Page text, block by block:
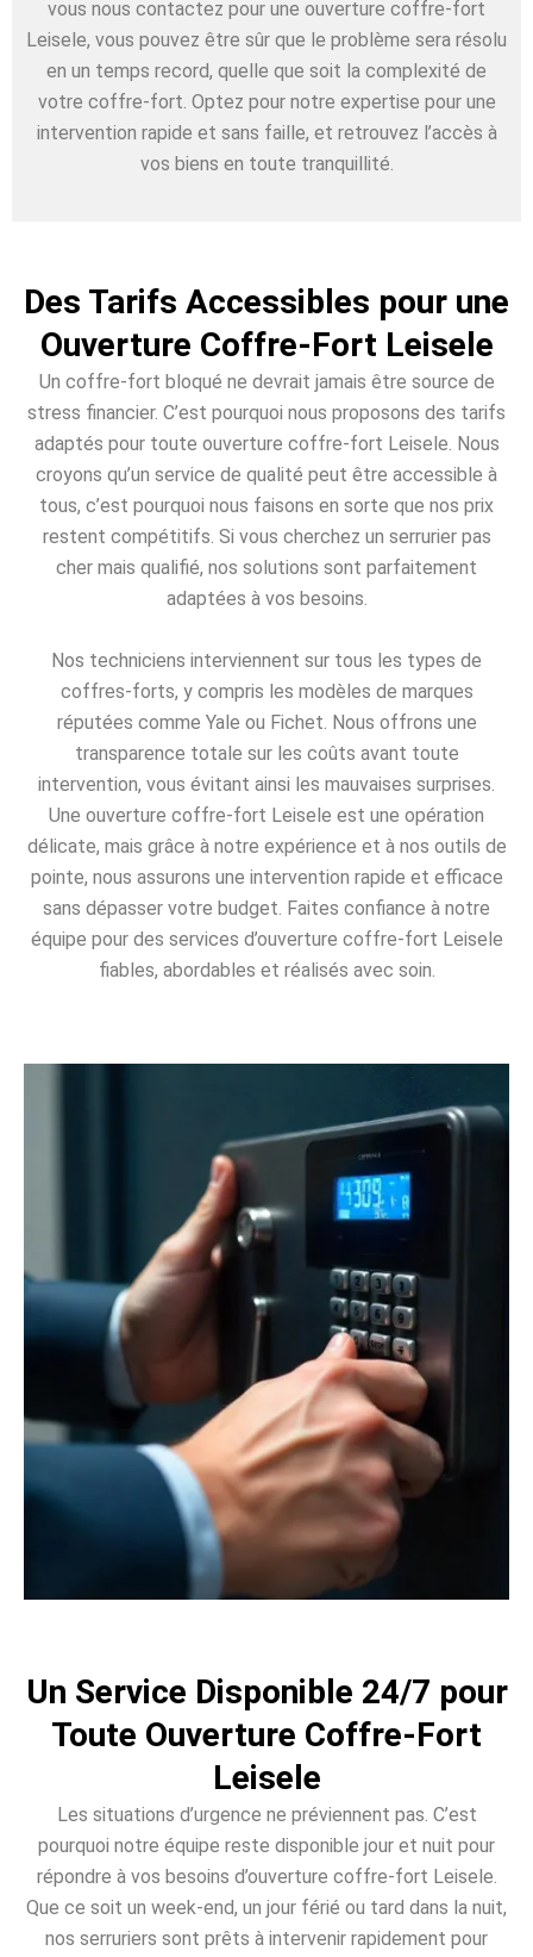
vous nous contactez pour une ouverture coffre-fort
Leisele, vous pouvez être sûr que le problème sera résolu
en un temps record, quelle que soit la complexité de
votre coffre-fort. Optez pour notre expertise pour une
intervention rapide et sans faille, et retrouvez l’accès à
vos biens en toute tranquillité.
Des Tarifs Accessibles pour une
Ouverture Coffre-Fort Leisele
Un coffre-fort bloqué ne devrait jamais être source de
stress financier. C’est pourquoi nous proposons des tarifs
adaptés pour toute ouverture coffre-fort Leisele. Nous
croyons qu’un service de qualité peut être accessible à
tous, c’est pourquoi nous faisons en sorte que nos prix
restent compétitifs. Si vous cherchez un serrurier pas
cher mais qualifié, nos solutions sont parfaitement
adaptées à vos besoins.
Nos techniciens interviennent sur tous les types de
coffres-forts, y compris les modèles de marques
réputées comme Yale ou Fichet. Nous offrons une
transparence totale sur les coûts avant toute
intervention, vous évitant ainsi les mauvaises surprises.
Une ouverture coffre-fort Leisele est une opération
délicate, mais grâce à notre expérience et à nos outils de
pointe, nous assurons une intervention rapide et efficace
sans dépasser votre budget. Faites confiance à notre
équipe pour des services d’ouverture coffre-fort Leisele
fiables, abordables et réalisés avec soin.
Un Service Disponible 24/7 pour
Toute Ouverture Coffre-Fort
Leisele
Les situations d’urgence ne préviennent pas. C’est
pourquoi notre équipe reste disponible jour et nuit pour
répondre à vos besoins d’ouverture coffre-fort Leisele.
Que ce soit un week-end, un jour férié ou tard dans la nuit,
nos serruriers sont prêts à intervenir rapidement pour